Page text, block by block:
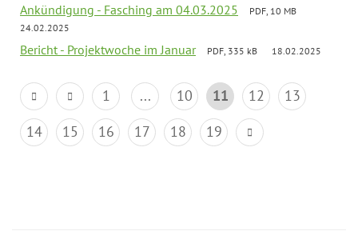
Ankündigung - Fasching am 04.03.2025
PDF, 10 MB
24.02.2025
Bericht - Projektwoche im Januar PDF, 335 kB 18.02.2025
1 ... 10 11 12
13
14
15 16 17 18 19